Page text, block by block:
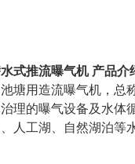
式推流曝气机 产品介
塘用造流曝气机，总
理的曝气设备及水体
人工湖、自然湖泊